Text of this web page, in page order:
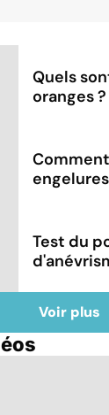
Quels
oranges ?
Test du
Voir plus